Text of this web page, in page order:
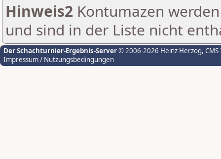
Hinweis2 Kontumazen
und sind in der Liste nicht
Der Schachturnier-Ergebnis-Server© 2006-2026 Heinz Herzog,
Impressum / Nutzungsbedingungen